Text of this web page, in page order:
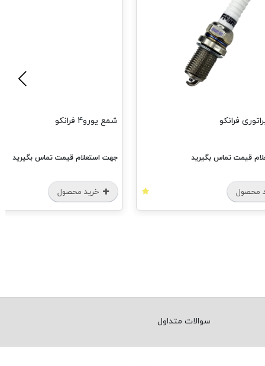
فرانکو
قیمت تماس بگیرید
محصول
شمع یورو4 فرانکو
جهت استعلام قیمت تماس بگیرید
خرید محصول
سوالات متداول